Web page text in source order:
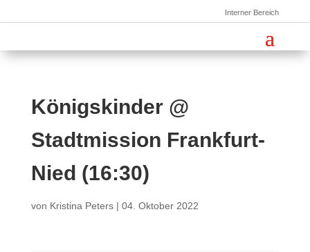
Interner Bereich
Königskinder @
Stadtmission Frankfurt-
Nied (16:30)
von Kristina Peters| 04. Oktober 2022